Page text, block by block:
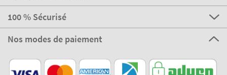
100 % Sécurisé
Nos modes de paiement